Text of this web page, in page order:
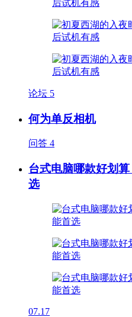
论坛 5
何为单反相机
问答 4
台式电脑哪款好划
选
07.17